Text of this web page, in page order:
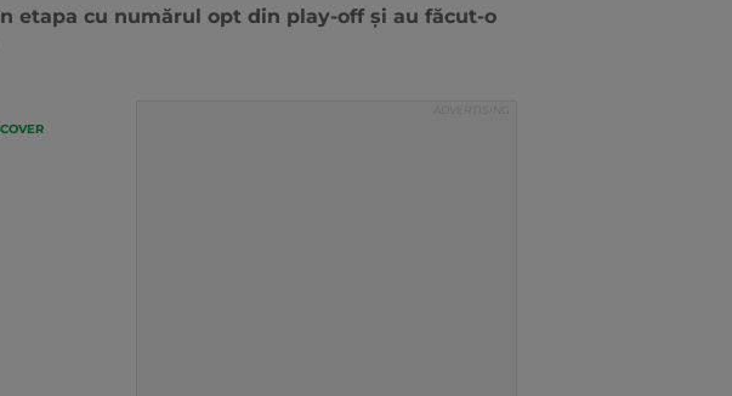
etapa cu numărul opt din play-off și au făcut-o